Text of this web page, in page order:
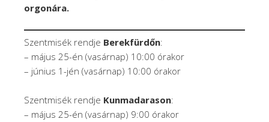
orgonára.
Szentmisék rendje Berekfürdőn:
– május 25-én (vasárnap) 10:00 órakor
– június 1-jén (vasárnap) 10:00 órakor
Szentmisék rendje Kunmadarason:
– május 25-én (vasárnap) 9:00 órakor